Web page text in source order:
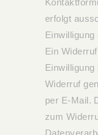
erfolgt
Ein
Widerruf
per E-Mail.
zum